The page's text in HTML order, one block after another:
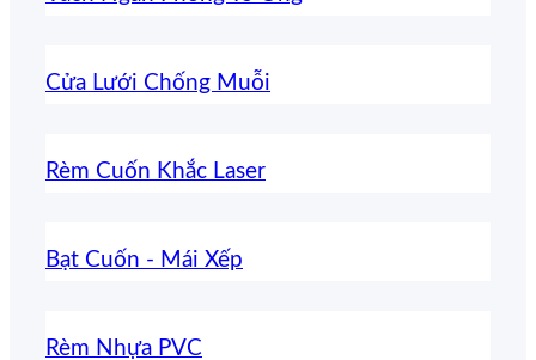
Cửa Lưới Chống Muỗi
Rèm Cuốn Khắc Laser
Bạt Cuốn - Mái Xếp
Rèm Nhựa PVC